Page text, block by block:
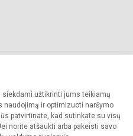
užtikrinti jums teikiamų
naudojimą ir optimizuoti naršymo
patvirtinate, kad sutinkate su visų
norite atšaukti arba pakeisti savo
Visos teisės saugomos.
sutikimo griežtai draudžiama.
Slapukų politika